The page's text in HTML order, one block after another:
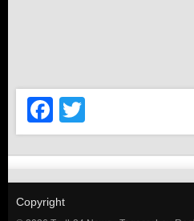
Facebook
Copyright